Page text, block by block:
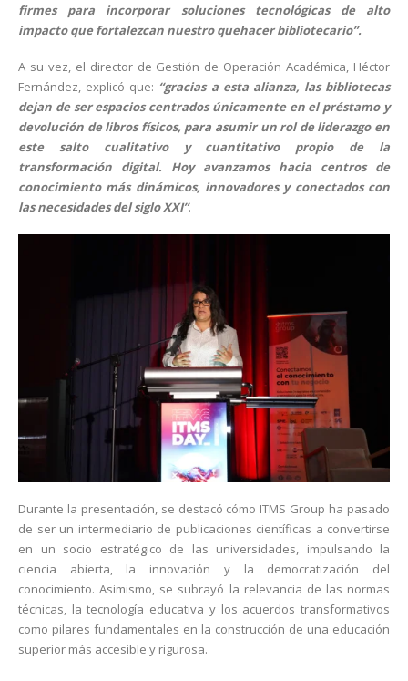
firmes para incorporar soluciones tecnológicas de alto
impacto que fortalezcan nuestro quehacer bibliotecario”.
A su vez, el director de Gestión de Operación Académica, Héctor
Fernández, explicó que: “gracias a esta alianza, las bibliotecas
dejan de ser espacios centrados únicamente en el préstamo y
devolución de libros físicos, para asumir un rol de liderazgo en
este salto cualitativo y cuantitativo propio de la
transformación digital. Hoy avanzamos hacia centros de
conocimiento más dinámicos, innovadores y conectados con
las necesidades del siglo XXI”.
Durante la presentación, se destacó cómo ITMS Group ha pasado
de ser un intermediario de publicaciones científicas a convertirse
en un socio estratégico de las universidades, impulsando la
ciencia abierta, la innovación y la democratización del
conocimiento. Asimismo, se subrayó la relevancia de las normas
técnicas, la tecnología educativa y los acuerdos transformativos
como pilares fundamentales en la construcción de una educación
superior más accesible y rigurosa.